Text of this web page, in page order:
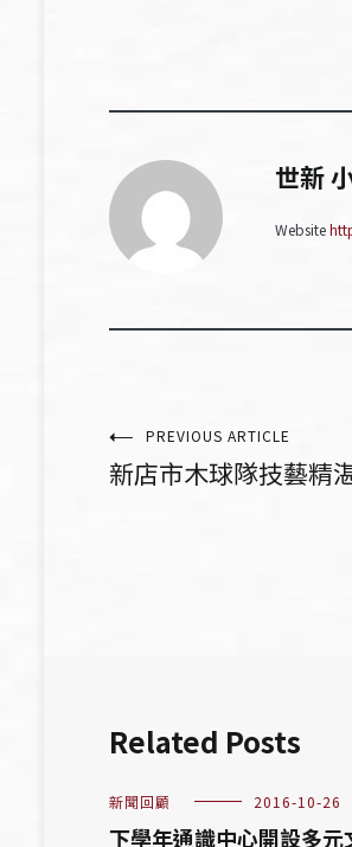
世新
Website
文PREVIOUS ARTICLE
新店市木球隊技藝精
Related Posts
新聞回顧 2016-10-26
下學年通識中心開設多